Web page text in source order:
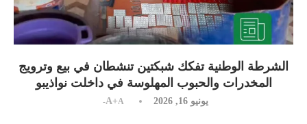
الشرطة الوطنية تفكك شبكتين تنشطان في بيع وترويج
المخدرات والحبوب المهلوسة في داخلت نواذيبو
يونيو 16, 2026 A+A-